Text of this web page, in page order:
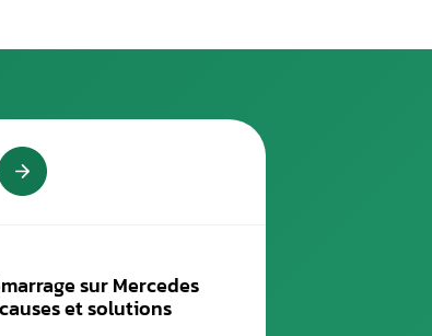
il est possible que l’ELV soit défectueux,
?
de faire appel à un professionnel qualifié pour
outils et des connaissances spécifiques.
?
endommager le système et rendre la réparation